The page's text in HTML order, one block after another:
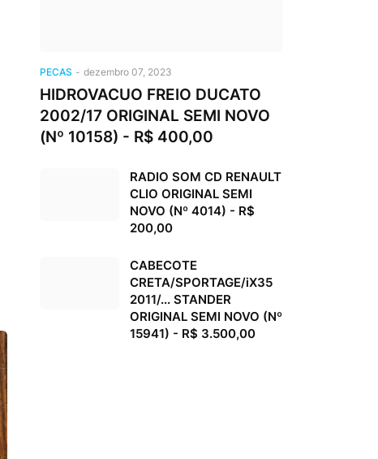
PECAS - dezembro 07, 2023
HIDROVACUO FREIO DUCATO
2002/17 ORIGINAL SEMI NOVO
(Nº 10158) - R$ 400,00
RADIO SOM CD RENAULT
CLIO ORIGINAL SEMI
NOVO (Nº 4014) - R$
200,00
CABECOTE
CRETA/SPORTAGE/iX35
2011/... STANDER
ORIGINAL SEMI NOVO (Nº
15941) - R$ 3.500,00